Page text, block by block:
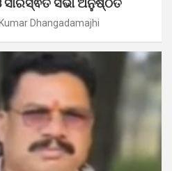
Dhangadamajhi